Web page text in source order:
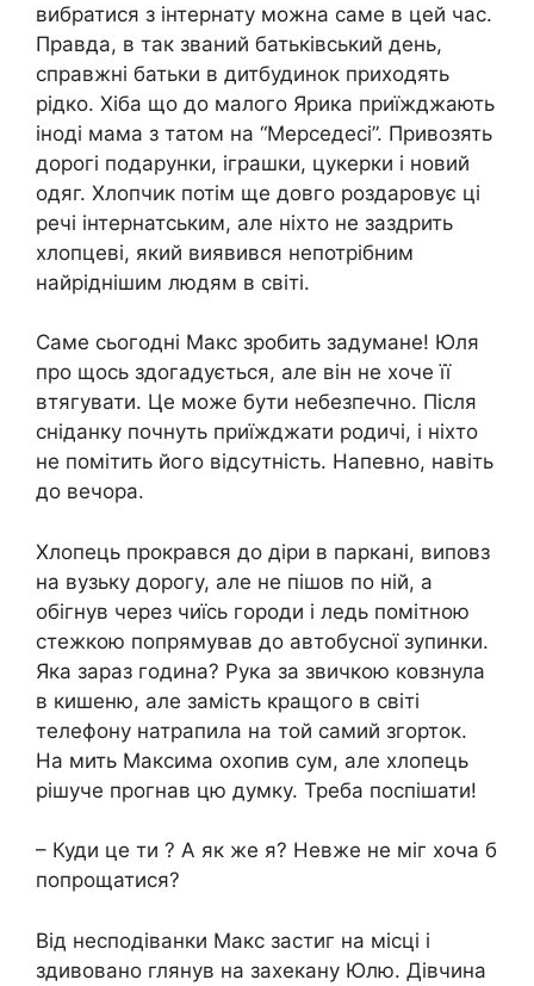
вибратися з інтернату можна саме в цей час.
Правда, в так званий батьківський день,
справжні батьки в дитбудинок приходять
рідко. Хіба що до малого Ярика приїжджають
іноді мама з татом на “Мерседесі”. Привозять
дорогі подарунки, іграшки, цукерки і новий
одяг. Хлопчик потім ще довго роздаровує ці
речі інтернатським, але ніхто не заздрить
хлопцеві, який виявився непотрібним
найріднішим людям в світі.
Саме сьогодні Макс зробить задумане! Юля
про щось здогадується, але він не хоче її
втягувати. Це може бути небезпечно. Після
сніданку почнуть приїжджати родичі, і ніхто
не помітить його відсутність. Напевно, навіть
до вечора.
Хлопець прокрався до діри в паркані, виповз
на вузьку дорогу, але не пішов по ній, а
обігнув через чиїсь городи і ледь помітною
стежкою попрямував до автобусної зупинки.
Яка зараз година? Рука за звичкою ковзнула
в кишеню, але замість кращого в світі
телефону натрапила на той самий згорток.
На мить Максима охопив сум, але хлопець
рішуче прогнав цю думку. Треба поспішати!
– Куди це ти ? А як же я? Невже не міг хоча б
попрощатися?
Від несподіванки Макс застиг на місці і
здивовано глянув на захекану Юлю. Дівчина